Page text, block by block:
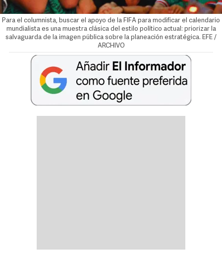
Para el columnista, buscar el apoyo de la FIFA para modificar el calendario
mundialista es una muestra clásica del estilo político actual: priorizar la
salvaguarda de la imagen pública sobre la planeación estratégica. EFE /
ARCHIVO